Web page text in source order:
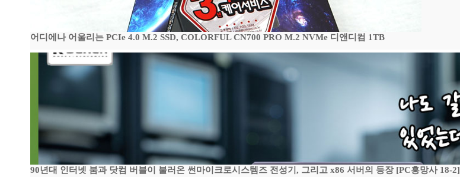
어디에나 어울리는 PCIe 4.0 M.2 SSD, COLORFUL CN700 PRO M.2 NVMe 디앤디컴 1TB
90년대 인터넷 붐과 닷컴 버블이 불러온 썬마이크로시스템즈 전성기, 그리고 x86 서버의 등장 [PC흥망사 18-2]